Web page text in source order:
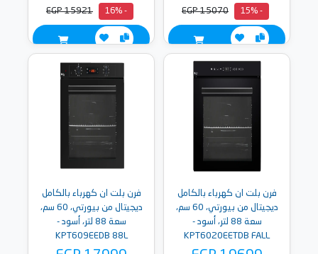
- 15%
EGP 15070
- 16%
EGP 15921
فرن بلت ان كهرباء بالكامل
ديجيتال من بيورتي، 60 سم،
سعة 88 لتر، أسود -
KPT6020EETDB FALL
T88L
فرن بلت ان كهرباء بالكامل
ديجيتال من بيورتي، 60 سم،
سعة 88 لتر، أسود -
KPT609EEDB 88L